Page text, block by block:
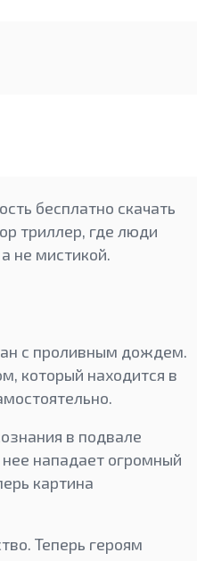
бесплатно скачать
триллер, где люди
не мистикой.
с проливным дождем.
который находится в
в подвале
нее нападает огромный
картина
Теперь героям